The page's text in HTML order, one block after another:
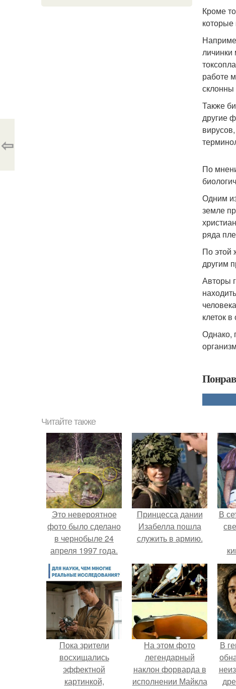
Кроме
личинки
работе
склонны
Также
другие
По
Одним
земле
ряда
По этой
другим
Авторы
клеток
Однако,
⇦
Читайте также
Это невероятное
фото было сделано
в чернобыле 24
апреля 1997 года.
Принцесса дании
Изабелла пошла
служить в армию.
В
Пока зрители
восхищались
эффектной
картинкой,
На этом фото
легендарный
наклон форварда в
исполнении Майкла
В